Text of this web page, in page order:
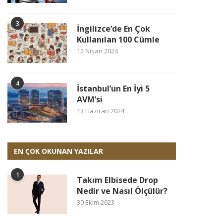
3
İngilizce’de En Çok
Kullanılan 100 Cümle
12 Nisan 2024
4
İstanbul’un En İyi 5
AVM’si
13 Haziran 2024
EN ÇOK OKUNAN YAZILAR
1
Takım Elbisede Drop
Nedir ve Nasıl Ölçülür?
30 Ekim 2023